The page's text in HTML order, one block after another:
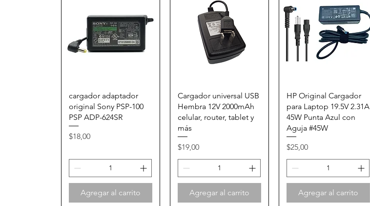
Vista rápida
cargador adaptador
original Sony PSP-100
PSP ADP-624SR
Precio
$18,00
Agregar al carrito
Vista rápida
Cargador universal USB
Hembra 12V 2000mAh
celular, router, tablet y
más
Precio
$19,00
Agregar al carrito
Vista rápida
HP Original Cargador
para Laptop 19.5V 2.31A
45W Punta Azul con
Aguja #45W
Precio
$25,00
Agregar al carrito